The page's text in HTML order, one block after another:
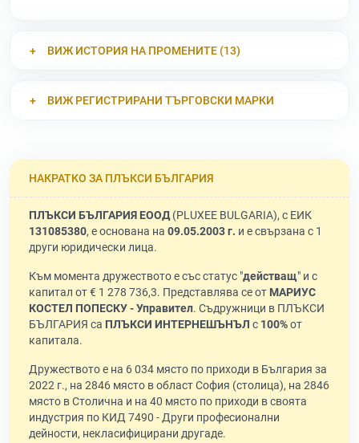
ВИЖ ИСТОРИЯ НА ПРОМЕНИТЕ (13)
ВИЖ РЕГИСТРИРАНИ ТЪРГОВСКИ МАРКИ
НАКРАТКО ЗА ПЛЪКСИ БЪЛГАРИЯ
ПЛЪКСИ БЪЛГАРИЯ ЕООД(PLUXEE BULGARIA), с ЕИК
131085380, е основана на 09.05.2003 г. и е свързана с 1
други юридически лица.
Към момента дружеството е със статус "действащ" и с
капитал от € 1 278 736,3. Представлява се от МАРИУС
КОСТЕЛ ПОПЕСКУ - Управител. Съдружници в ПЛЪКСИ
БЪЛГАРИЯ са ПЛЪКСИ ИНТЕРНЕШЪНЪЛ с 100%от
капитала.
Дружеството е на 6 034 място по приходи в България за
2022 г., на 2846 място в област София (столица), на 2846
място в Столична и на 40 място по приходи в своята
индустрия по КИД 7490 - Други професионални
дейности, некласифицирани другаде.